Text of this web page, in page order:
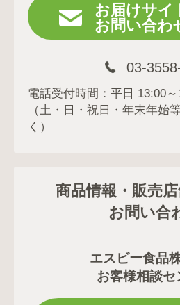
お届けサイ
お問い合わ
03-
電話受付時間：平日 13:00～
（土・日・祝日・年末年始
く）
商品情報・販売
お問い合
エスビー食品
お客様相談セ